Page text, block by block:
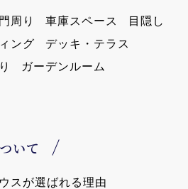
門周り 車庫スペース
目隠し
ング
デッキ・テラス
ガーデンルーム
いて
スが選ばれる理由